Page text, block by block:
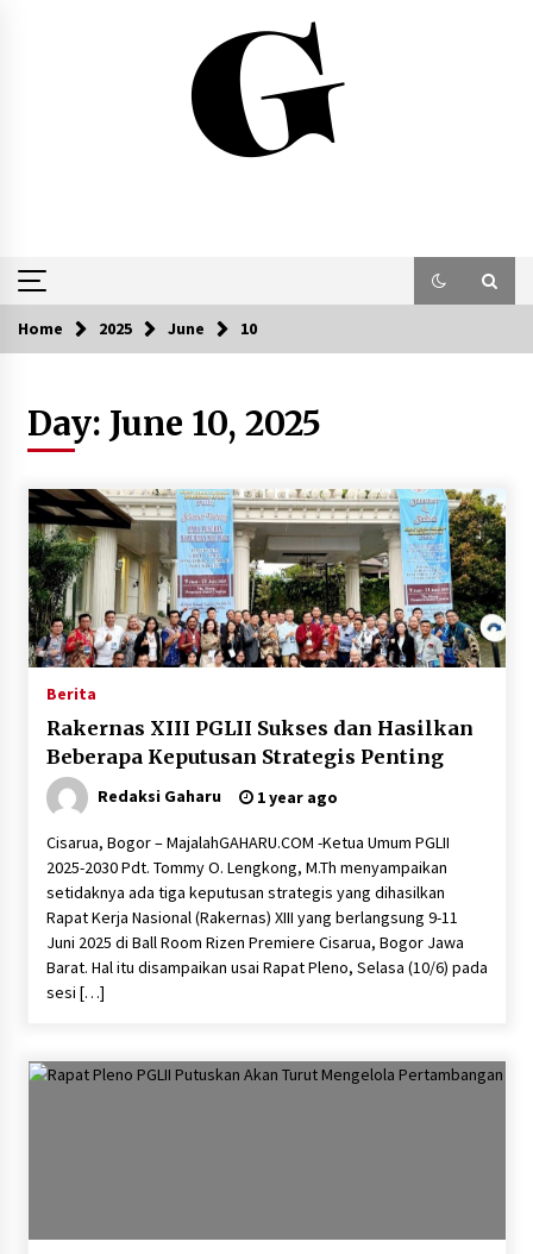
Home 2025 June 10
Day: June 10, 2025
Berita
Rakernas XIII PGLII Sukses dan Hasilkan
Beberapa Keputusan Strategis Penting
Redaksi Gaharu 1 year ago
Cisarua, Bogor – MajalahGAHARU.COM -Ketua Umum PGLII
2025-2030 Pdt. Tommy O. Lengkong, M.Th menyampaikan
setidaknya ada tiga keputusan strategis yang dihasilkan
Rapat Kerja Nasional (Rakernas) XIII yang berlangsung 9-11
Juni 2025 di Ball Room Rizen Premiere Cisarua, Bogor Jawa
Barat. Hal itu disampaikan usai Rapat Pleno, Selasa (10/6) pada
sesi […]